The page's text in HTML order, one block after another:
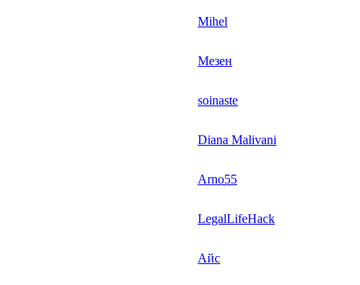
Mihel
Мезен
soinaste
Diana Malivani
Arno55
LegalLifeHack
Айс